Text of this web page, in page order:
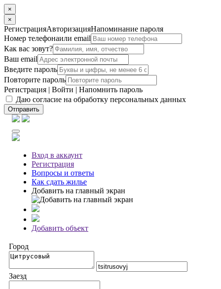
×
×
РегистрацияАвторизацияНапоминание пароля
Номер телефонаили email
Как вас зовут?
Ваш email
Введите пароль
Повторите пароль
Регистрация | Войти | Напомнить пароль
Даю согласие на обработку персональных данных
Отправить
Вход в аккаунт
Регистрация
Вопросы и ответы
Как сдать жилье
Добавить на главный экран
Добавить объект
Город
Заезд